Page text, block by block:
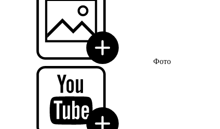
Фото